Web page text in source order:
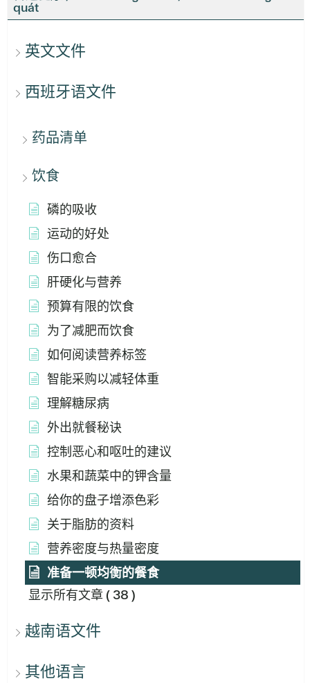
quát
英文文件
西班牙语文件
药品清单
饮食
磷的吸收
运动的好处
伤口愈合
肝硬化与营养
预算有限的饮食
为了减肥而饮食
如何阅读营养标签
智能采购以减轻体重
理解糖尿病
外出就餐秘诀
控制恶心和呕吐的建议
水果和蔬菜中的钾含量
给你的盘子增添色彩
关于脂肪的资料
营养密度与热量密度
准备一顿均衡的餐食
显示所有文章 ( 38 )
越南语文件
其他语言